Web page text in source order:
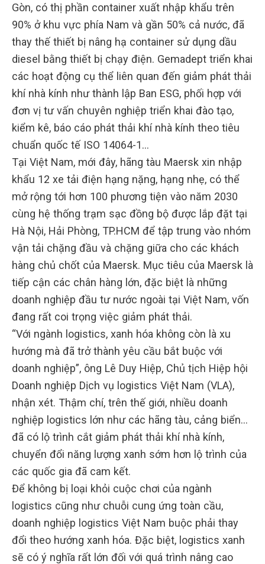
Gòn, có thị phần container xuất nhập khẩu trên
90% ở khu vực phía Nam và gần 50% cả nước, đã
thay thế thiết bị nâng hạ container sử dụng dầu
diesel bằng thiết bị chạy điện. Gemadept triển khai
các hoạt động cụ thể liên quan đến giảm phát thải
khí nhà kính như thành lập Ban ESG, phối hợp với
đơn vị tư vấn chuyên nghiệp triển khai đào tạo,
kiểm kê, báo cáo phát thải khí nhà kính theo tiêu
chuẩn quốc tế ISO 14064-1…
Tại Việt Nam, mới đây, hãng tàu Maersk xin nhập
khẩu 12 xe tải điện hạng nặng, hạng nhẹ, có thể
mở rộng tới hơn 100 phương tiện vào năm 2030
cùng hệ thống trạm sạc đồng bộ được lắp đặt tại
Hà Nội, Hải Phòng, TP.HCM để tập trung vào nhóm
vận tải chặng đầu và chặng giữa cho các khách
hàng chủ chốt của Maersk. Mục tiêu của Maersk là
tiếp cận các chân hàng lớn, đặc biệt là những
doanh nghiệp đầu tư nước ngoài tại Việt Nam, vốn
đang rất coi trọng việc giảm phát thải.
“Với ngành logistics, xanh hóa không còn là xu
hướng mà đã trở thành yêu cầu bắt buộc với
doanh nghiệp”, ông Lê Duy Hiệp, Chủ tịch Hiệp hội
Doanh nghiệp Dịch vụ logistics Việt Nam (VLA),
nhận xét. Thậm chí, trên thế giới, nhiều doanh
nghiệp logistics lớn như các hãng tàu, cảng biển…
đã có lộ trình cắt giảm phát thải khí nhà kính,
chuyển đổi năng lượng xanh sớm hơn lộ trình của
các quốc gia đã cam kết.
Để không bị loại khỏi cuộc chơi của ngành
logistics cũng như chuỗi cung ứng toàn cầu,
doanh nghiệp logistics Việt Nam buộc phải thay
đổi theo hướng xanh hóa. Đặc biệt, logistics xanh
sẽ có ý nghĩa rất lớn đối với quá trình nâng cao